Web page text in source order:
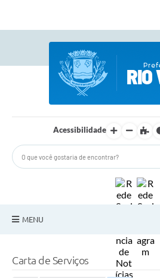
Acessibilidade
MENU
Carta de Serviços